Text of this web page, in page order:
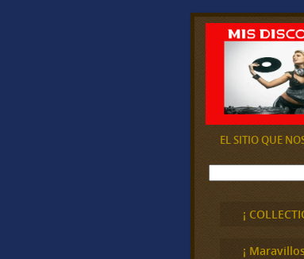
EL SITIO QUE
B
u
¡
¡